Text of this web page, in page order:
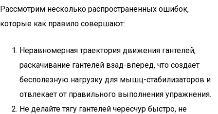
Рассмотрим несколько распространенных ошибок,
которые как правило совершают:
Неравномерная траектория движения гантелей,
раскачивание гантелей взад-вперед, что создает
бесполезную нагрузку для мышц-стабилизаторов и
отвлекает от правильного выполнения упражнения.
Не делайте тягу гантелей чересчур быстро, не